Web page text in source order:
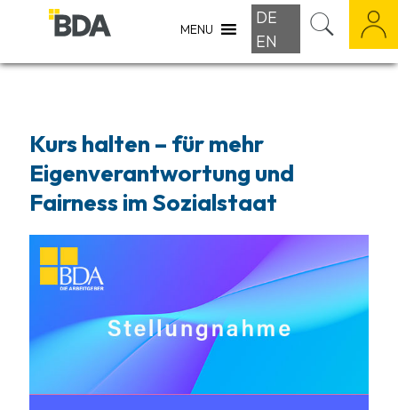
MENU
DE
EN
Kurs halten – für mehr
Eigenverantwortung und
Fairness im Sozialstaat